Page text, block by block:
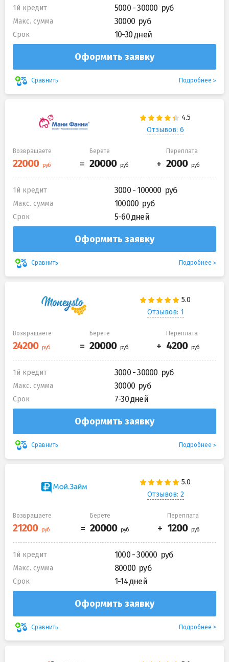
1й кредит 5000 - 30000
Макс. сумма 30000
Срок 10-30 дней
Оформить заявку
Сравнить Подробнее
Отзывов: 6
Возвращаете Берете Переплата
1й кредит 3000 - 100000
Макс. сумма 100000
Срок 5-60 дней
Оформить заявку
Сравнить Подробнее
Отзывов: 1
Возвращаете Берете Переплата
1й кредит 3000 - 30000
Макс. сумма 30000
Срок 7-30 дней
Оформить заявку
Сравнить Подробнее
Отзывов: 2
Возвращаете Берете Переплата
1й кредит 1000 - 30000
Макс. сумма 80000
Срок 1-14 дней
Оформить заявку
Сравнить Подробнее